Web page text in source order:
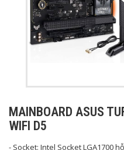
MAINBOARD ASUS
WIFI D5
- Socket: Intel Socket LGA1700